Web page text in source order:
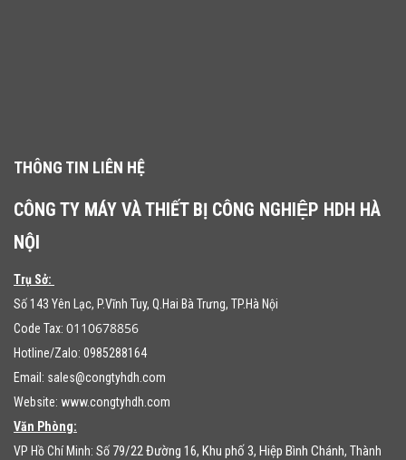
THÔNG TIN LIÊN HỆ
CÔNG TY MÁY VÀ THIẾT BỊ CÔNG NGHIỆP HDH HÀ
NỘI
Trụ Sở:
Số 143 Yên Lạc, P.Vĩnh Tuy, Q.Hai Bà Trưng, TP.Hà Nội
Code Tax: 0110678856
Hotline/Zalo: 0985288164
Email: sales@congtyhdh.com
Website: www.congtyhdh.com
Văn Phòng:
VP Hồ Chí Minh: Số 79/22 Đường 16, Khu phố 3, Hiệp Bình Chánh, Thành